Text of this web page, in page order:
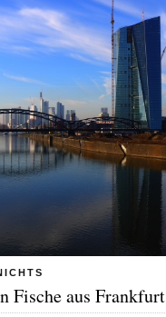
Fische aus Frankfurt